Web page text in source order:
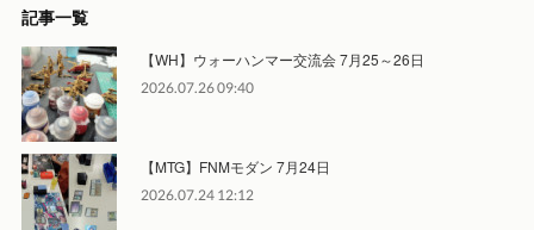
記事一覧
【WH】ウォーハンマー交流会 7月25～26日
2026.07.26 09:40
【MTG】FNMモダン 7月24日
2026.07.24 12:12